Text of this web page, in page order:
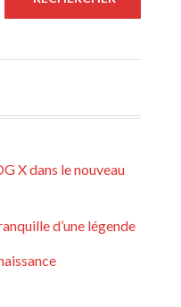
X dans le nouveau
d’une légende